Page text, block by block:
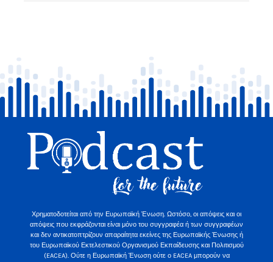
Χρηματοδοτείται από την Ευρωπαϊκή Ένωση. Ωστόσο, οι απόψεις και οι
απόψεις που εκφράζονται είναι μόνο του συγγραφέα ή των συγγραφέων
και δεν αντικατοπτρίζουν απαραίτητα εκείνες της Ευρωπαϊκής Ένωσης ή
του Ευρωπαϊκού Εκτελεστικού Οργανισμού Εκπαίδευσης και Πολιτισμού
(EACEA). Ούτε η Ευρωπαϊκή Ένωση ούτε ο EACEA μπορούν να